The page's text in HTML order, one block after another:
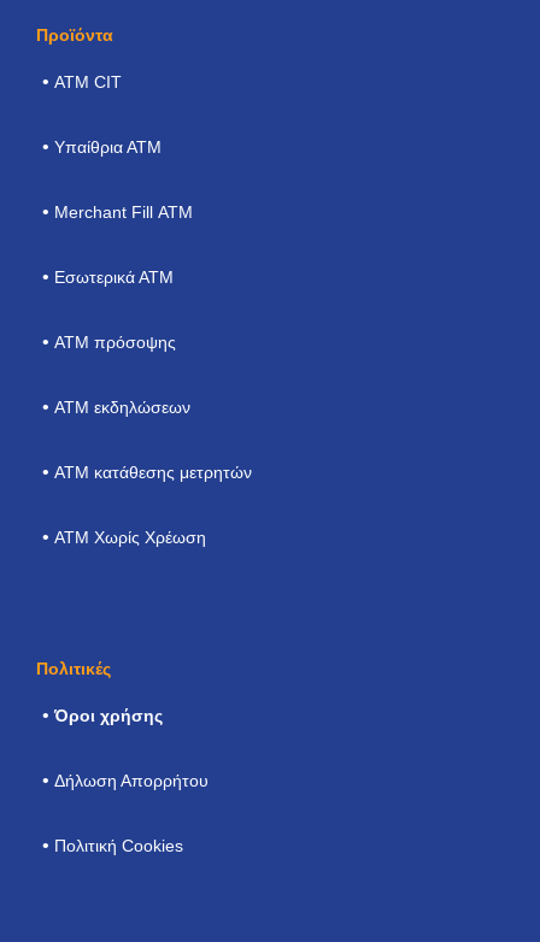
Προϊόντα
ΑΤΜ CIT
Υπαίθρια ΑΤΜ
Merchant Fill ΑΤΜ
Εσωτερικά ΑΤΜ
ΑΤΜ πρόσοψης
ATM εκδηλώσεων
ΑΤΜ κατάθεσης μετρητών
ATM Χωρίς Χρέωση
Πολιτικές
Όροι χρήσης
Δήλωση Απορρήτου
Πολιτική Cookies